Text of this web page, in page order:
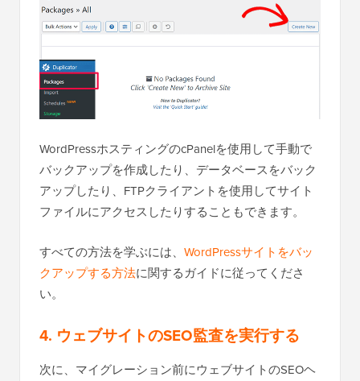
WordPressホスティングのcPanelを使用して手動で
バックアップを作成したり、データベースをバック
アップしたり、FTPクライアントを使用してサイト
ファイルにアクセスしたりすることもできます。
すべての方法を学ぶには、 WordPressサイトをバッ
クアップする方法に関するガイドに従ってくださ
い。
4. ウェブサイトのSEO監査を実行する
次に、マイグレーション前にウェブサイトのSEOヘ